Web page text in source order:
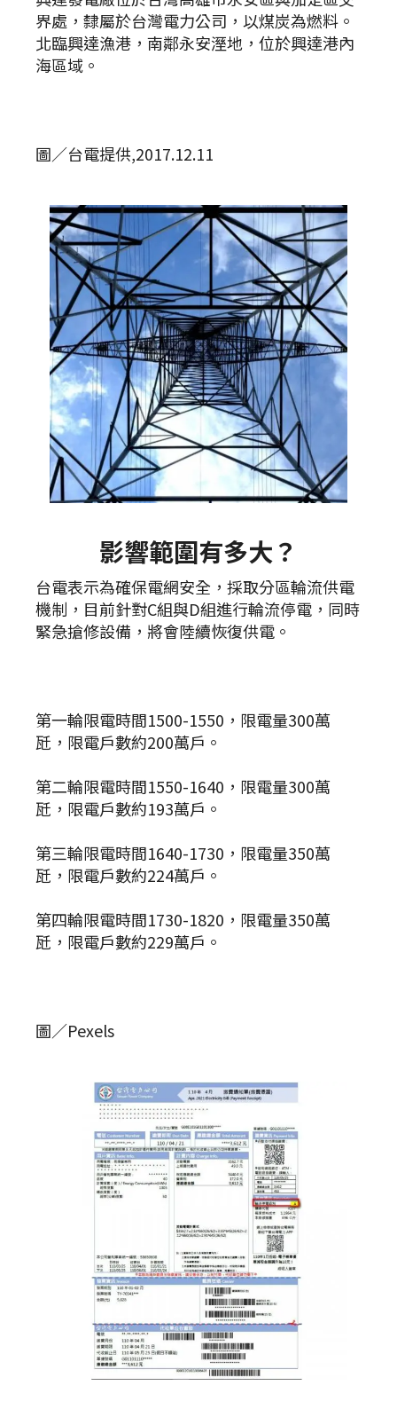
界處，隸屬於台灣電力公司，以煤炭為燃料。
北臨興達漁港，南鄰永安溼地，位於興達港內
海區域。
圖／台電提供,2017.12.11
影響範圍有多大？
台電表示為確保電網安全，採取分區輪流供電
機制，目前針對C組與D組進行輪流停電，同時
緊急搶修設備，將會陸續恢復供電。
第一輪限電時間1500-1550，限電量300萬
瓩，限電戶數約200萬戶。
第二輪限電時間1550-1640，限電量300萬
瓩，限電戶數約193萬戶。
第三輪限電時間1640-1730，限電量350萬
瓩，限電戶數約224萬戶。
第四輪限電時間1730-1820，限電量350萬
瓩，限電戶數約229萬戶。
圖／Pexels